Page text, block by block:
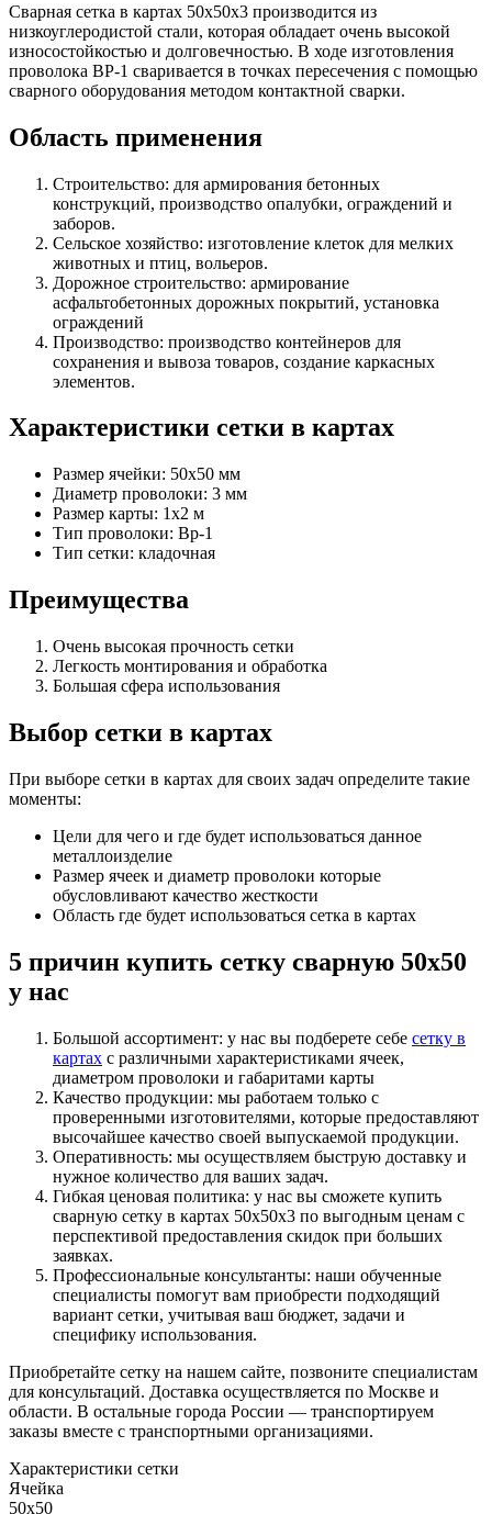
Сварная сетка в картах 50х50х3 производится из
низкоуглеродистой стали, которая обладает очень высокой
износостойкостью и долговечностью. В ходе изготовления
проволока ВР-1 сваривается в точках пересечения с помощью
сварного оборудования методом контактной сварки.
Область применения
Строительство: для армирования бетонных
конструкций, производство опалубки, ограждений и
заборов.
Сельское хозяйство: изготовление клеток для мелких
животных и птиц, вольеров.
Дорожное строительство: армирование
асфальтобетонных дорожных покрытий, установка
ограждений
Производство: производство контейнеров для
сохранения и вывоза товаров, создание каркасных
элементов.
Характеристики сетки в картах
Размер ячейки: 50х50 мм
Диаметр проволоки: 3 мм
Размер карты: 1х2 м
Тип проволоки: Вр-1
Тип сетки: кладочная
Преимущества
Очень высокая прочность сетки
Легкость монтирования и обработка
Большая сфера использования
Выбор сетки в картах
При выборе сетки в картах для своих задач определите такие
моменты:
Цели для чего и где будет использоваться данное
металлоизделие
Размер ячеек и диаметр проволоки которые
обусловливают качество жесткости
Область где будет использоваться сетка в картах
5 причин купить сетку сварную 50х50
у нас
Большой ассортимент: у нас вы подберете себе сетку в
картах с различными характеристиками ячеек,
диаметром проволоки и габаритами карты
Качество продукции: мы работаем только с
проверенными изготовителями, которые предоставляют
высочайшее качество своей выпускаемой продукции.
Оперативность: мы осуществляем быструю доставку и
нужное количество для ваших задач.
Гибкая ценовая политика: у нас вы сможете купить
сварную сетку в картах 50х50х3 по выгодным ценам с
перспективой предоставления скидок при больших
заявках.
Профессиональные консультанты: наши обученные
специалисты помогут вам приобрести подходящий
вариант сетки, учитывая ваш бюджет, задачи и
специфику использования.
Приобретайте сетку на нашем сайте, позвоните специалистам
для консультаций. Доставка осуществляется по Москве и
области. В остальные города России — транспортируем
заказы вместе с транспортными организациями.
Характеристики сетки
Ячейка
50х50